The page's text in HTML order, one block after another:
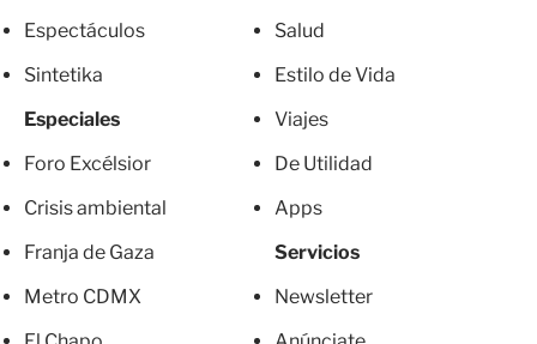
Espectáculos
Sintetika
Especiales
Foro Excélsior
Crisis ambiental
Franja de Gaza
Metro CDMX
Salud
Estilo de Vida
Viajes
De Utilidad
Apps
Servicios
Newsletter